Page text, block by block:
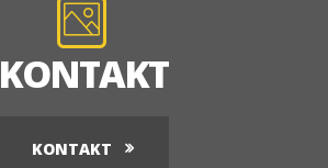
KONTAKT
KONTAKT